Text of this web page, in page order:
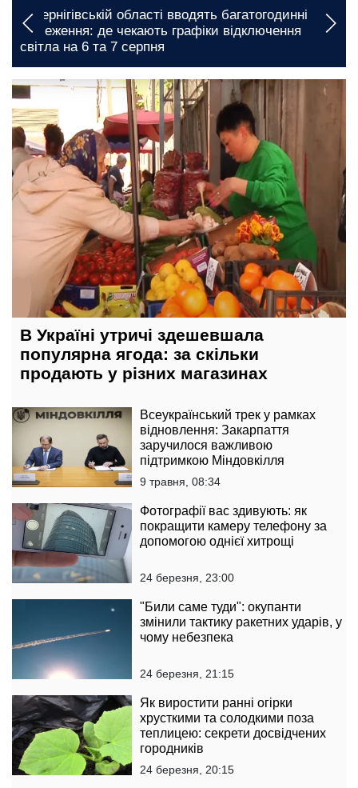
У Чернігівській області вводять багатогодинні
обмеження: де чекають графіки відключення
світла на 6 та 7 серпня
12 травня, 21:00
В Україні утричі здешевшала
популярна ягода: за скільки
продають у різних магазинах
Всеукраїнський трек у рамках
відновлення: Закарпаття
заручилося важливою
підтримкою Міндовкілля
9 травня, 08:34
Фотографії вас здивують: як
покращити камеру телефону за
допомогою однієї хитрощі
24 березня, 23:00
"Били саме туди": окупанти
змінили тактику ракетних ударів, у
чому небезпека
24 березня, 21:15
Як виростити ранні огірки
хрусткими та солодкими поза
теплицею: секрети досвідчених
городників
24 березня, 20:15